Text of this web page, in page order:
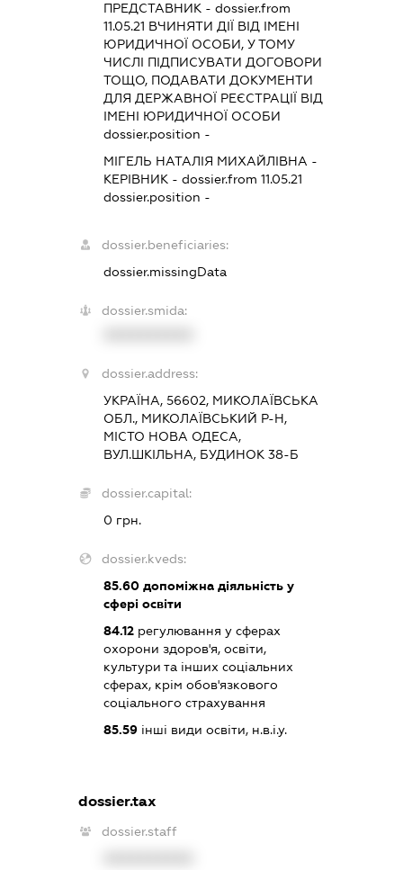
ПРЕДСТАВНИК - dossier.from
11.05.21 ВЧИНЯТИ ДІЇ ВІД ІМЕНІ
ЮРИДИЧНОЇ ОСОБИ, У ТОМУ
ЧИСЛІ ПІДПИСУВАТИ ДОГОВОРИ
ТОЩО, ПОДАВАТИ ДОКУМЕНТИ
ДЛЯ ДЕРЖАВНОЇ РЕЄСТРАЦІЇ ВІД
ІМЕНІ ЮРИДИЧНОЇ ОСОБИ
dossier.position -
МІГЕЛЬ НАТАЛІЯ МИХАЙЛІВНА -
КЕРІВНИК - dossier.from 11.05.21
dossier.position -
dossier.beneficiaries:
dossier.missingData
dossier.smida:
dossier.address:
УКРАЇНА, 56602, МИКОЛАЇВСЬКА
ОБЛ., МИКОЛАЇВСЬКИЙ Р-Н,
МІСТО НОВА ОДЕСА,
ВУЛ.ШКІЛЬНА, БУДИНОК 38-Б
dossier.capital:
0 грн.
dossier.kveds:
85.60 допоміжна діяльність у
сфері освіти
84.12 регулювання у сферах
охорони здоров'я, освіти,
культури та інших соціальних
сферах, крім обов'язкового
соціального страхування
85.59 інші види освіти, н.в.і.у.
dossier.tax
dossier.staff